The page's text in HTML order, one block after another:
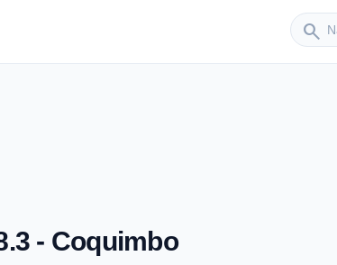
search
- Coquimbo